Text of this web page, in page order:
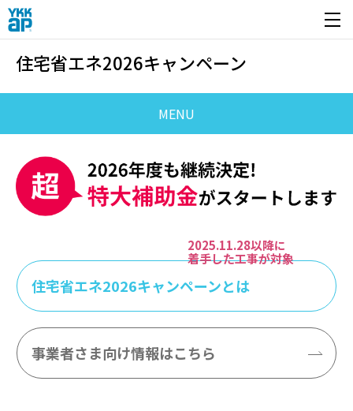
開く
住宅省エネ2026キャンペーン
MENU
2025.11.28以降に
着手した工事が対象
住宅省エネ2026キャンペーンとは
事業者さま向け情報はこちら